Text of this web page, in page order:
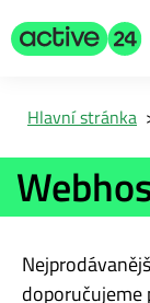
Hlavní stránka
doporučujeme